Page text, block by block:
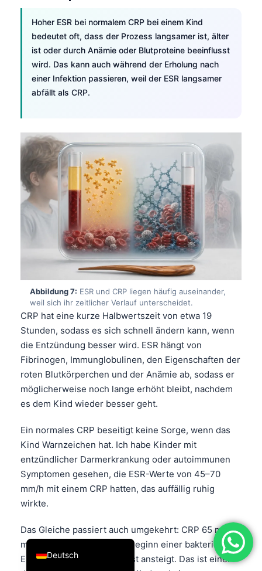
Hoher ESR bei normalem CRP bei einem Kind
bedeutet oft, dass der Prozess langsamer ist, älter
ist oder durch Anämie oder Blutproteine beeinflusst
wird. Das kann auch während der Erholung nach
einer Infektion passieren, weil der ESR langsamer
abfällt als CRP.
Abbildung 7: ESR und CRP liegen häufig auseinander,
weil sich ihr zeitlicher Verlauf unterscheidet.
CRP hat eine kurze Halbwertszeit von etwa 19
Stunden, sodass es sich schnell ändern kann, wenn
die Entzündung besser wird. ESR hängt von
Fibrinogen, Immunglobulinen, den Eigenschaften der
roten Blutkörperchen und der Anämie ab, sodass er
möglicherweise noch lange erhöht bleibt, nachdem
es dem Kind wieder besser geht.
Ein normales CRP beseitigt keine Sorge, wenn das
Kind Warnzeichen hat. Ich habe Kinder mit
entzündlicher Darmerkrankung oder autoimmunen
Symptomen gesehen, die ESR-Werte von 45–70
mm/h mit einem CRP hatten, das auffällig ruhig
wirkte.
Das Gleiche passiert auch umgekehrt: CRP 65 mg/L
mit ESR 12 mm/Stunde zu Beginn einer bakteriellen
Erkrankung, weil CRP zuerst ansteigt. Das ist einer
Deutsch
English
עִבְרִית
Italiano
Español
Ελληνικά
Türkçe
Română
简体中文
فارسی
Български
Nederlands
Bahasa Indonesia
Հայերեն
Íslenska
Српски језик
Svenska
Eesti
日本語
Čeština
ქართული